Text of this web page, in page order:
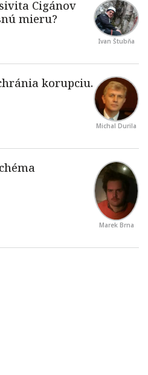
Ivan Štubňa
Michal Durila
Marek Brna